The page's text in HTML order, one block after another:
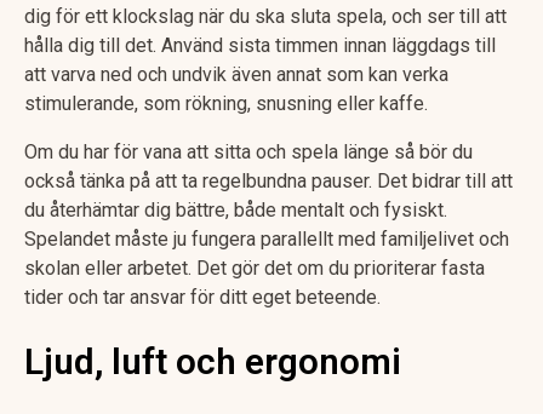
dig för ett klockslag när du ska sluta spela, och ser till att
hålla dig till det. Använd sista timmen innan läggdags till
att varva ned och undvik även annat som kan verka
stimulerande, som rökning, snusning eller kaffe.
Om du har för vana att sitta och spela länge så bör du
också tänka på att ta regelbundna pauser. Det bidrar till att
du återhämtar dig bättre, både mentalt och fysiskt.
Spelandet måste ju fungera parallellt med familjelivet och
skolan eller arbetet. Det gör det om du prioriterar fasta
tider och tar ansvar för ditt eget beteende.
Ljud, luft och ergonomi